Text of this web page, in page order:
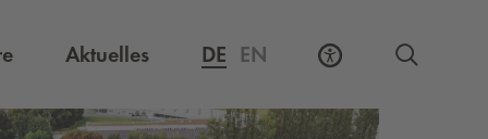
Externer Link, öffnet eine neue Registerkarte
Aktuelles DE EN